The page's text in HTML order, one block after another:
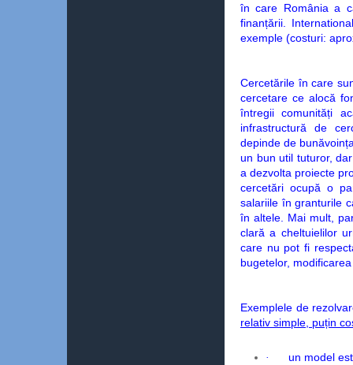
în care România a
finanțării.
exemple (costuri:
Cercetările în care
cercetare ce alocă
întregii comunități
infrastructură de
depinde de
un bun util tuturor,
a dezvolta proiecte
cercetări ocupă o
salariile în granturile
în altele. Mai mult,
clară a cheltuielilor
care nu pot fi
bugetelor,
Exemplele de
relativ simple, puțin
·
un model